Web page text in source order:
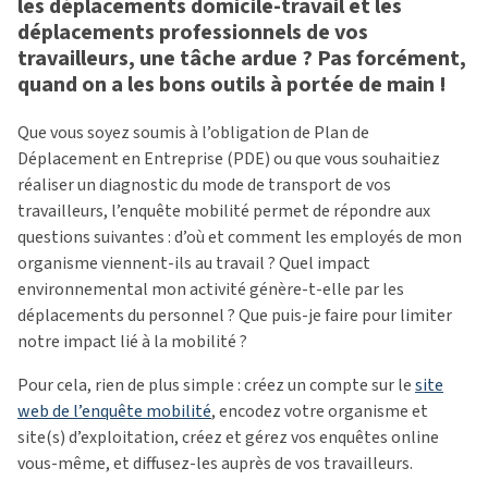
les déplacements domicile-travail et les
déplacements professionnels de vos
travailleurs, une tâche ardue ? Pas forcément,
quand on a les bons outils à portée de main !
Que vous soyez soumis à l’obligation de Plan de
Déplacement en Entreprise (PDE) ou que vous souhaitiez
réaliser un diagnostic du mode de transport de vos
travailleurs, l’enquête mobilité permet de répondre aux
questions suivantes : d’où et comment les employés de mon
organisme viennent-ils au travail ? Quel impact
environnemental mon activité génère-t-elle par les
déplacements du personnel ? Que puis-je faire pour limiter
notre impact lié à la mobilité ?
Pour cela, rien de plus simple : créez un compte sur lesite
web de l’enquête mobilité, encodez votre organisme et
site(s) d’exploitation, créez et gérez vos enquêtes online
vous-même, et diffusez-les auprès de vos travailleurs.